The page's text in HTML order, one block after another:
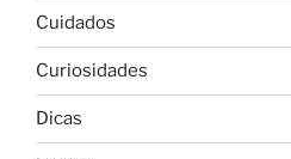
Cuidados
Curiosidades
Dicas